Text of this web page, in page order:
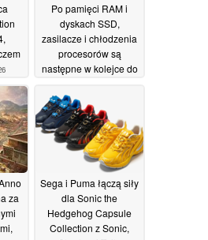
Po pamięci RAM i
dyskach SSD,
zasilacze i chłodzenia
procesorów są
następne w kolejce do
za
Sega i Puma łączą siły
dla Sonic the
Hedgehog Capsule
Collection z Sonic,